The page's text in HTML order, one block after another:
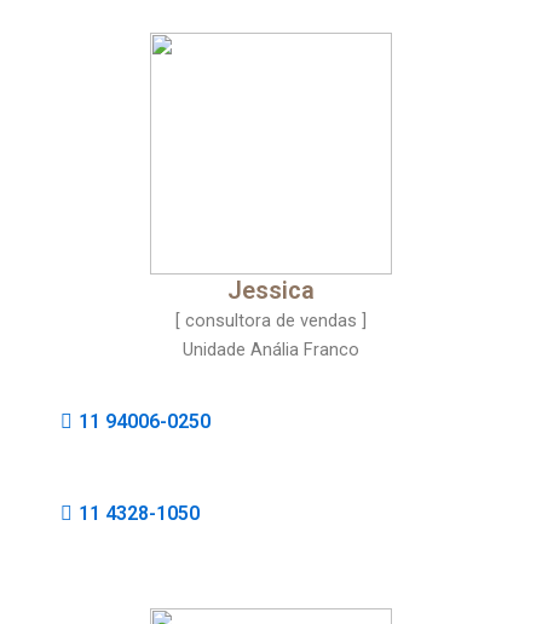
Jessica
[ consultora de vendas ]
Unidade Anália Franco
11 94006-0250
11 4328-1050